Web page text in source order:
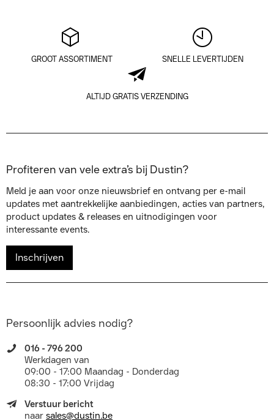
GROOT ASSORTIMENT SNELLE LEVERTIJDEN
ALTIJD GRATIS VERZENDING
Profiteren van vele extra’s bij Dustin?
Meld je aan voor onze nieuwsbrief en ontvang per e-mail
updates met aantrekkelijke aanbiedingen, acties van partners,
product updates & releases en uitnodigingen voor
interessante events.
Inschrijven
Persoonlijk advies nodig?
016 - 796 200
Werkdagen van
09:00 - 17:00 Maandag - Donderdag
08:30 - 17:00 Vrijdag
Verstuur bericht
naar sales@dustin.be